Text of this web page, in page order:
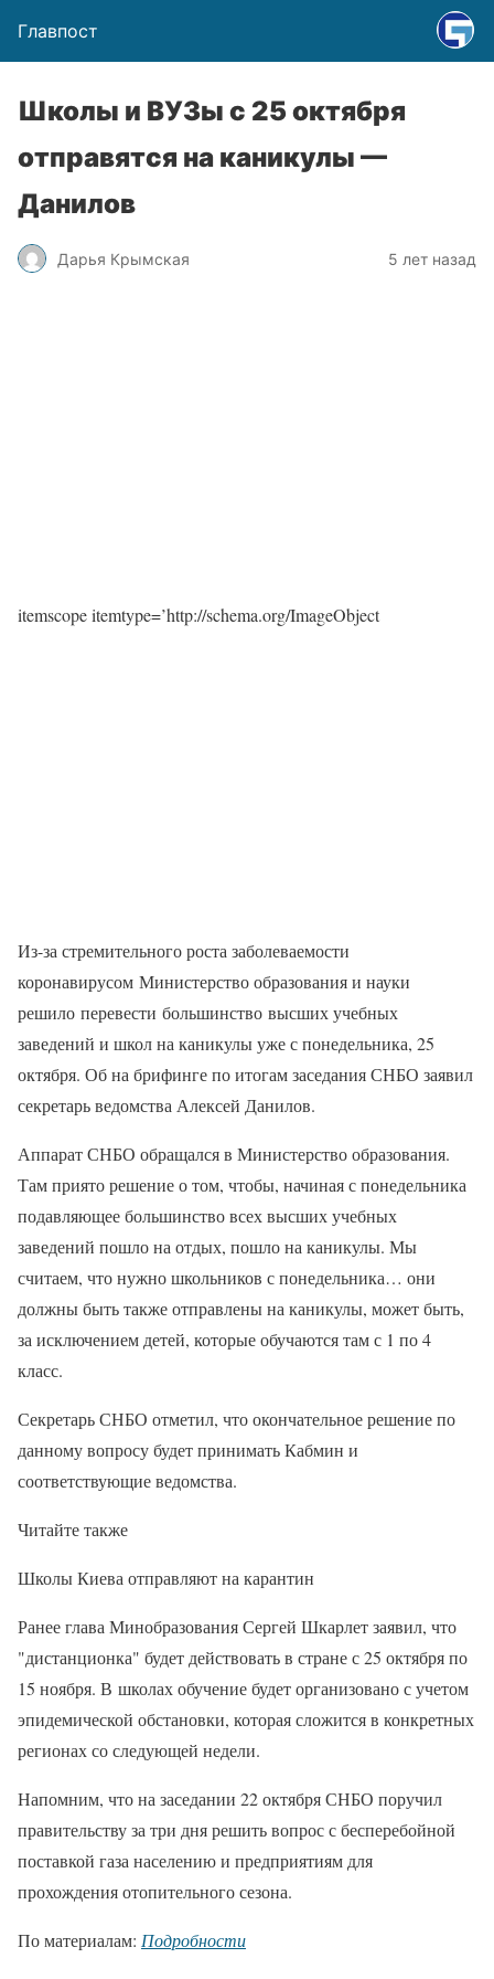
Главпост
Школы и ВУЗы с 25 октября
отправятся на каникулы —
Данилов
Дарья Крымская 5 лет назад
itemscope itemtype=’http://schema.org/ImageObject
Из-за стремительного роста заболеваемости
коронавирусом Министерство образования и науки
решило перевести большинство высших учебных
заведений и школ на каникулы уже с понедельника, 25
октября. Об на брифинге по итогам заседания СНБО заявил
секретарь ведомства Алексей Данилов.
Аппарат СНБО обращался в Министерство образования.
Там приято решение о том, чтобы, начиная с понедельника
подавляющее большинство всех высших учебных
заведений пошло на отдых, пошло на каникулы. Мы
считаем, что нужно школьников с понедельника… они
должны быть также отправлены на каникулы, может быть,
за исключением детей, которые обучаются там с 1 по 4
класс.
Секретарь СНБО отметил, что окончательное решение по
данному вопросу будет принимать Кабмин и
соответствующие ведомства.
Читайте также
Школы Киева отправляют на карантин
Ранее глава Минобразования Сергей Шкарлет заявил, что
"дистанционка" будет действовать в стране с 25 октября по
15 ноября. В школах обучение будет организовано с учетом
эпидемической обстановки, которая сложится в конкретных
регионах со следующей недели.
Напомним, что на заседании 22 октября СНБО поручил
правительству за три дня решить вопрос с бесперебойной
поставкой газа населению и предприятиям для
прохождения отопительного сезона.
По материалам: Подробности